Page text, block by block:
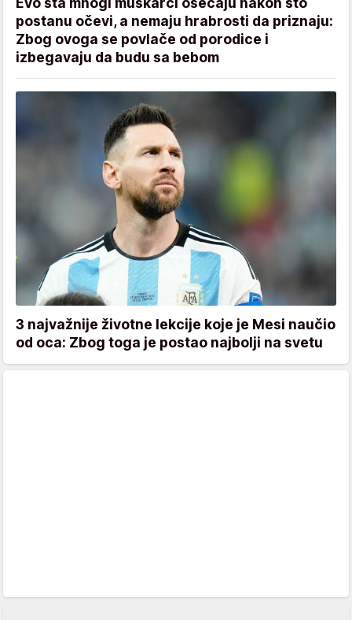
postanu očevi, a nemaju hrabrosti da priznaju:
Zbog ovoga se povlače od porodice i
izbegavaju da budu sa bebom
3 najvažnije životne lekcije koje je Mesi naučio
od oca: Zbog toga je postao najbolji na svetu